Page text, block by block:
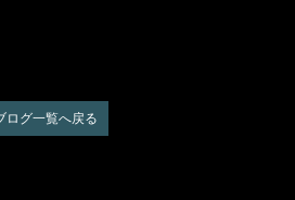
ログ一覧へ戻る